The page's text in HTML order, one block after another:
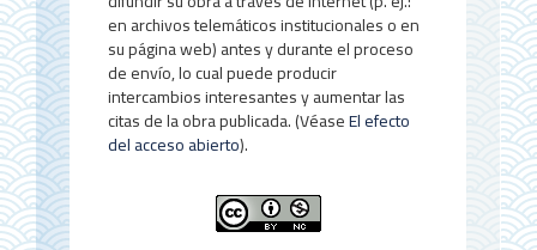
en archivos telemáticos institucionales o en
su página web) antes y durante el proceso
de envío, lo cual puede producir
intercambios interesantes y aumentar las
citas de la obra publicada. (VéaseEl efecto
del acceso abierto).